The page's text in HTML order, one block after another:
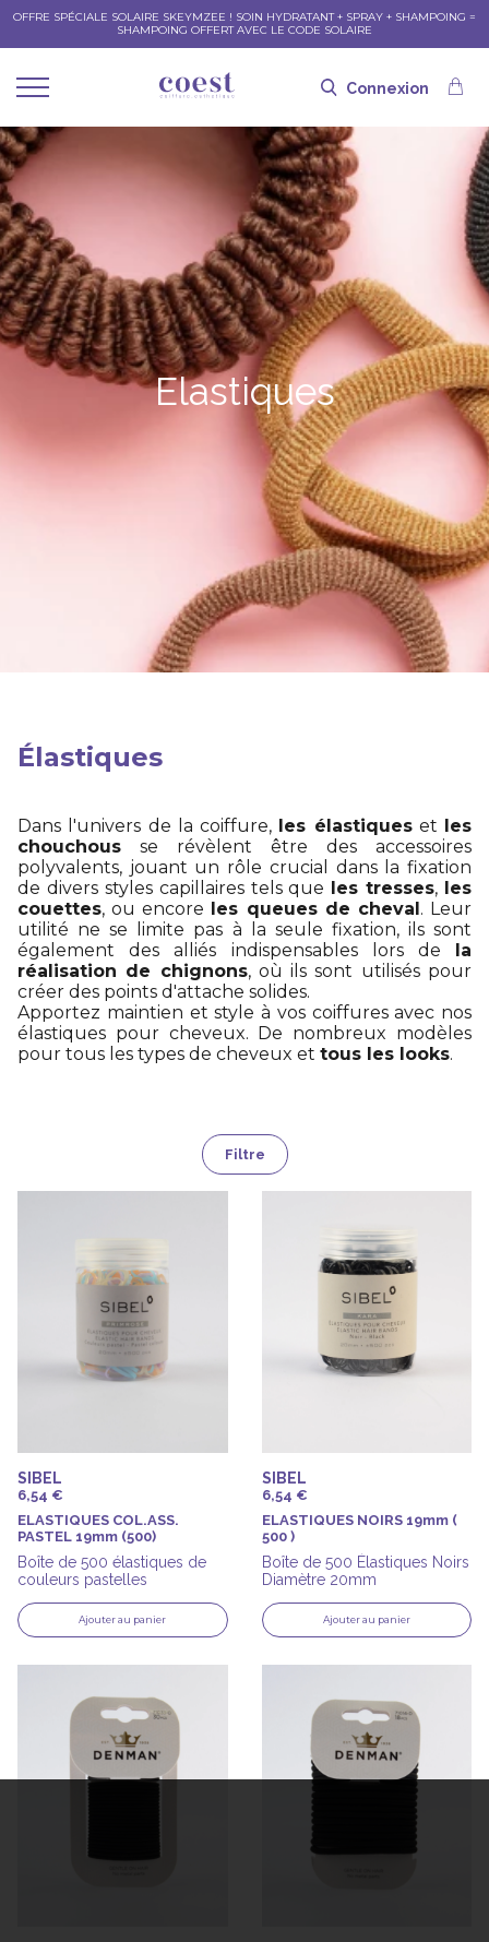
OFFRE SPÉCIALE SOLAIRE SKEYMZEE ! SOIN HYDRATANT + SPRAY + SHAMPOING =
SHAMPOING OFFERT AVEC LE CODE SOLAIRE
Connexion
Elastiques
Élastiques
Dans l'univers de la coiffure, les élastiqueset les
chouchous se révèlent être des accessoires
polyvalents, jouant un rôle crucial dans la fixation
de divers styles capillaires tels que les tresses, les
couettes, ou encore les queues de cheval. Leur
utilité ne se limite pas à la seule fixation, ils sont
également des alliés indispensables lors de la
réalisation de chignons, où ils sont utilisés pour
créer des points d'attache solides.
Apportez maintien et style à vos coiffures avec nos
élastiques pour cheveux. De nombreux modèles
pour tous les types de cheveux et tous les looks.
Filtre
SIBEL
6,54 €
ELASTIQUES COL.ASS.
PASTEL 19mm (500)
Boîte de 500 élastiques de
couleurs pastelles
Ajouter au panier
SIBEL
6,54 €
ELASTIQUES NOIRS 19mm (
500 )
Boîte de 500 Élastiques Noirs
Diamètre 20mm
Ajouter au panier